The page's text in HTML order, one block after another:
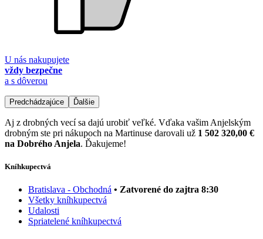
U nás nakupujete
vždy bezpečne
a s dôverou
Predchádzajúce Ďalšie
Aj z drobných vecí sa dajú urobiť veľké. Vďaka vašim Anjelským
drobným ste pri nákupoch na Martinuse darovali už 1 502 320,00 €
na Dobrého Anjela. Ďakujeme!
Kníhkupectvá
Bratislava - Obchodná • Zatvorené do zajtra 8:30
Všetky kníhkupectvá
Udalosti
Spriatelené kníhkupectvá